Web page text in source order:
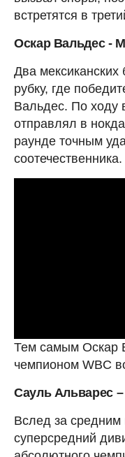
встретятся в
Оскар Вальдес -
Два
рубку, где
Вальдес. По ходу
отправлял в
раунде точным
соотечественника.
Тем самым Оскар
чемпионом WBC
Сауль Альварес
Вслед за средним
суперсредний